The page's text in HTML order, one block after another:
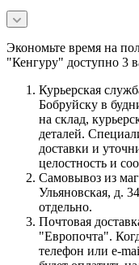
Экономьте время на
"Кенгуру" доступно 3
Курьерская
Бобруйску в
на склад,
деталей.
доставки и
целостность и
Самовывоз из
Ульяновская, д.
отдельно.
Почтовая
"Европочта".
телефон или e-